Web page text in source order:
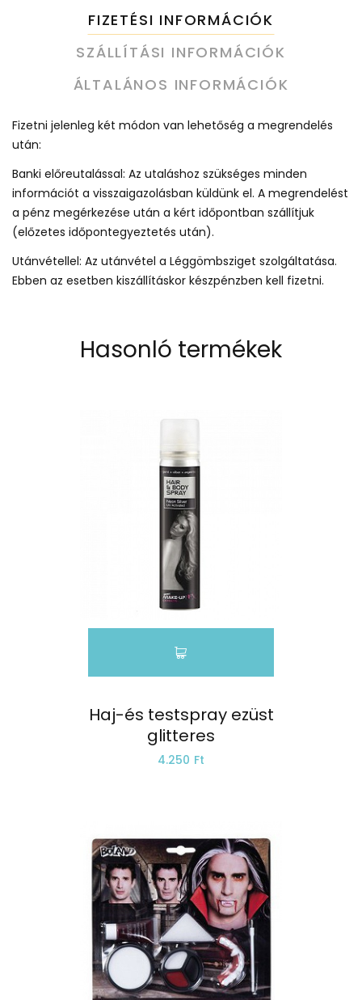
FIZETÉSI INFORMÁCIÓK
SZÁLLÍTÁSI INFORMÁCIÓK
ÁLTALÁNOS INFORMÁCIÓK
Fizetni jelenleg két módon van lehetőség a megrendelés
után:
Banki előreutalással: Az utaláshoz szükséges minden
információt a visszaigazolásban küldünk el. A megrendelést
a pénz megérkezése után a kért időpontban szállítjuk
(előzetes időpontegyeztetés után).
Utánvétellel: Az utánvétel a Léggömbsziget szolgáltatása.
Ebben az esetben kiszállításkor készpénzben kell fizetni.
Hasonló termékek
Haj-és testspray ezüst
glitteres
4.250 Ft